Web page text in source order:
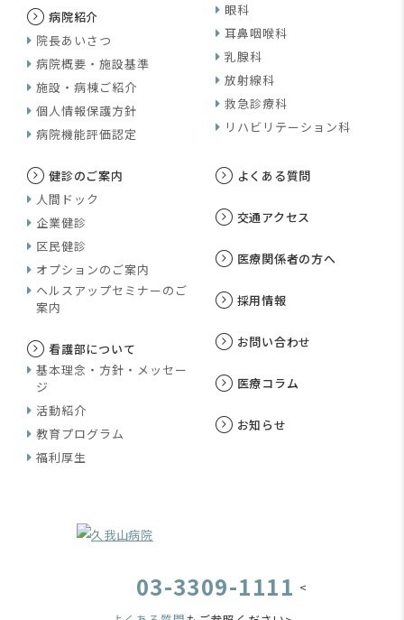
病院紹介
院長あいさつ
病院概要・施設基準
施設・病棟ご紹介
個人情報保護方針
病院機能評価認定
眼科
耳鼻咽喉科
乳腺科
放射線科
救急診療科
リハビリテーション科
健診のご案内
人間ドック
企業健診
区民健診
オプションのご案内
ヘルスアップセミナーのご
案内
看護部について
基本理念・方針・メッセー
ジ
活動紹介
教育プログラム
福利厚生
よくある質問
交通アクセス
医療関係者の方へ
採用情報
お問い合わせ
医療コラム
お知らせ
03-3309-1111 <